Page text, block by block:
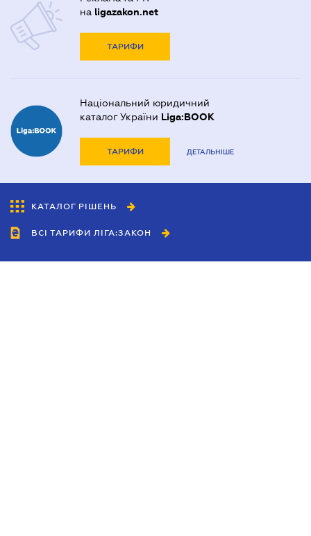
на ligazakon.net
ТАРИФИ
Національний юридичний
каталог України Liga:BOOK
ТАРИФИ ДЕТАЛЬНІШЕ
КАТАЛОГ РІШЕНЬ
ВСІ ТАРИФИ ЛІГА:ЗАКОН